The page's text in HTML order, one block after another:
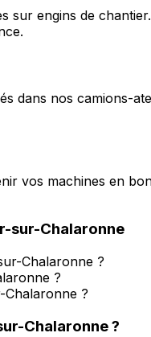
sur engins de
dans nos camions-
vos machines en
sur-Chalaronne
Chalaronne ?
?
Chalaronne ?
Chalaronne?